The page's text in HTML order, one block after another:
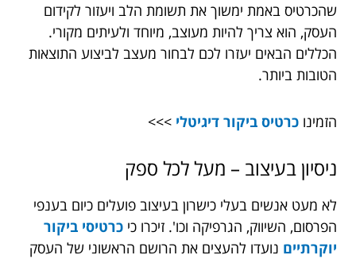
שהכרטיס באמת ימשוך את תשומת הלב ויעזור לקידום
העסק, הוא צריך להיות מעוצב, מיוחד ולעיתים מקורי.
הכללים הבאים יעזרו לכם לבחור מעצב לביצוע התוצאות
הטובות ביותר.
הזמינו כרטיס ביקור דיגיטלי >>>
ניסיון בעיצוב – מעל לכל ספק
לא מעט אנשים בעלי כישרון בעיצוב פועלים כיום בענפי
הפרסום, השיווק, הגרפיקה וכו'. זיכרו כי כרטיסי ביקור
יוקרתיים נועדו להעצים את הרושם הראשוני של העסק